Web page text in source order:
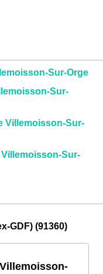
Sur-Orge
Sur-
Villemoisson-Sur-
Sur-
GDF) (91360)